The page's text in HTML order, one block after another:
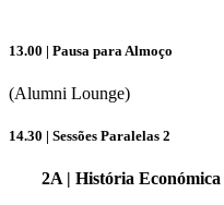
13.00 | Pausa para Almoço
(Alumni Lounge)
14.30 | Sessões Paralelas 2
2A | História Económica